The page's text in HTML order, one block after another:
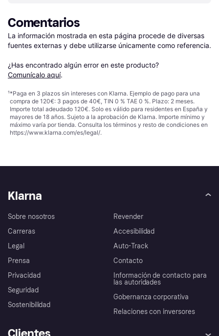
Comentarios
La información mostrada en esta página procede de diversas
fuentes externas y debe utilizarse únicamente como referencia.
¿Has encontrado algún error en este producto?
Comunícalo aquí.
¹*Paga en 3 plazos sin intereses con Klarna. Ejemplo de pago para una
compra de 120€: 3 pagos de 40€, TIN 0 % TAE 0 %. Plazo: 2 meses.
Importe total adeudado 120€. Solo es válido para residentes en España y
mayores de 18 años. Sujeto a la aprobación de Klarna. Importe mínimo y
máximo varía por tienda. Consulta los términos y resto de condiciones en
https://www.klarna.com/es/legal/.
Klarna
Sobre nosotros
Carreras
Legal
Prensa
Privacidad
Seguridad
Sostenibilidad
Revender
Accesibilidad
Auto-Track
Contacto
Información de contacto para
las autoridades
Gobernanza corporativa
Relaciones con inversores